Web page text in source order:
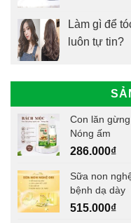
Làm gì để
luôn tự tin?
Con lăn
Nóng ấm
286.000₫
Sữa non
bệnh dạ dày
515.000₫